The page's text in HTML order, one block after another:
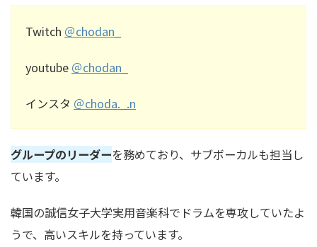
Twitch ＠chodan_
youtube ＠chodan_
インスタ ＠choda._.n
グループのリーダーを務めており、サブボーカルも担当し
ています。
韓国の誠信女子大学実用音楽科でドラムを専攻していたよ
うで、高いスキルを持っています。